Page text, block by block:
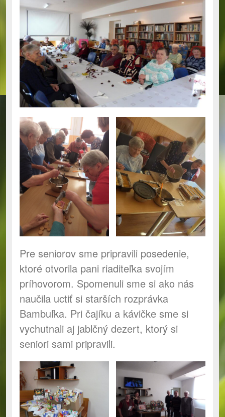
Pre seniorov sme pripravili posedenie,
ktoré otvorila pani riaditeľka svojím
príhovorom. Spomenuli sme si ako nás
naučila uctiť si starších rozprávka
Bambuľka. Pri čajíku a kávičke sme si
vychutnali aj jablčný dezert, ktorý si
seniori sami pripravili.